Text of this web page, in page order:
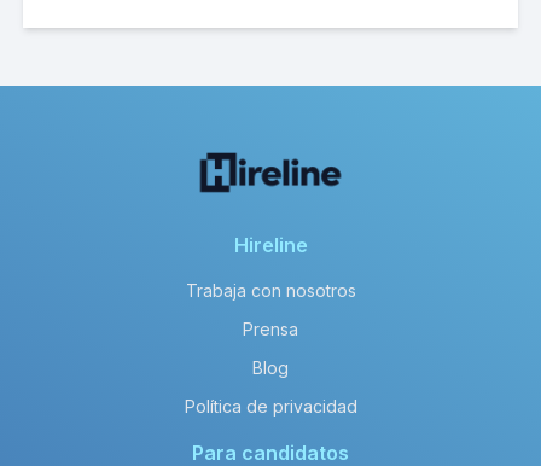
Hireline
Trabaja con nosotros
Prensa
Blog
Política de privacidad
Para candidatos